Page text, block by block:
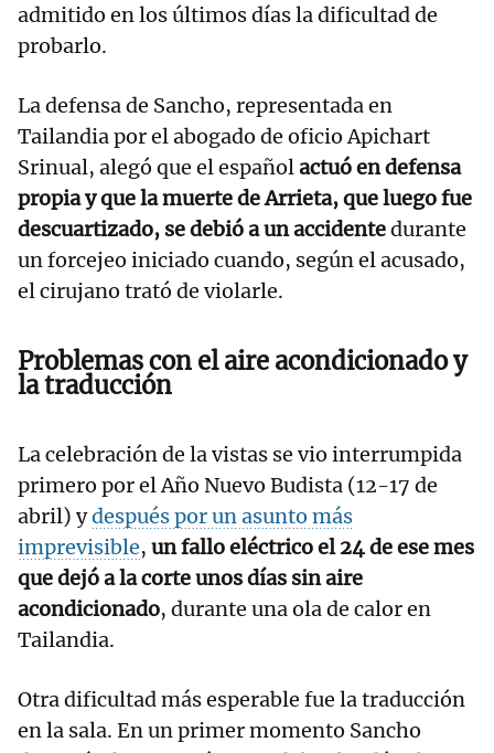
admitido en los últimos días la dificultad de
probarlo.
La defensa de Sancho, representada en
Tailandia por el abogado de oficio Apichart
Srinual, alegó que el españolactuó en defensa
propia y que la muerte de Arrieta, que luego fue
descuartizado, se debió a un accidentedurante
un forcejeo iniciado cuando, según el acusado,
el cirujano trató de violarle.
Problemas con el aire acondicionado y
la traducción
La celebración de la vistas se vio interrumpida
primero por el Año Nuevo Budista (12-17 de
abril) ydespués por un asunto más
imprevisible, un fallo eléctrico el 24 de ese mes
que dejó a la corte unos días sin aire
acondicionado, durante una ola de calor en
Tailandia.
Otra dificultad más esperable fue la traducción
en la sala. En un primer momento Sancho